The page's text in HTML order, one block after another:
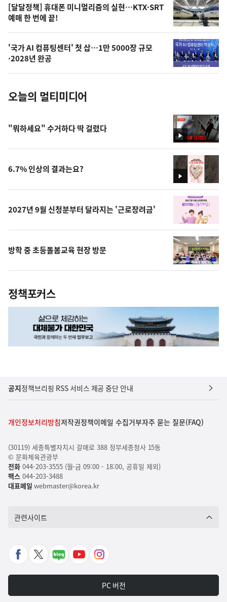
오
늘
의
사
진
[달달정책] 휴대폰 미니멀리즘의 실현…KTX·SRT
예매 한 번에 끝!
'국가 AI 컴퓨팅센터' 첫 삽…1만 5000장 규모
·2028년 완공
오늘의 멀티미디어
영
상
"뭐하세요" 수거하다 딱 걸렸다
영
상
6.7% 인상의 결과는요?
2027년 9월 신청분부터 달라지는 '근로장려금'
방학 중 초등돌봄교육 현장 방문
정책포커스
공지정책브리핑 RSS 서비스 제공 중단 안내
개인정보처리방침저작권정책이메일 수집거부자주 묻는 질문(FAQ)
(30119) 세종특별자치시 갈매로 388 정부세종청사 15동
© 문화체육관광부
전화044-203-3555 (월-금 09:00 - 18:00, 공휴일 제외)
팩스044-203-3488
대표메일 webmaster@korea.kr
관련사이트
페
북
X
가
네
포
유
바
인
타
그
PC 버전